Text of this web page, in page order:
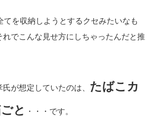
てを収納しようとするクセみたいなも
れでこんな見せ方にしちゃったんだと推
が想定していたのは、 たばこカ
と
・・・です。